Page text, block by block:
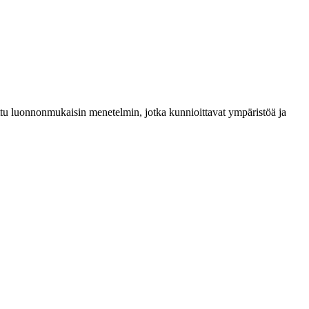
luonnonmukaisin menetelmin, jotka kunnioittavat ympäristöä ja